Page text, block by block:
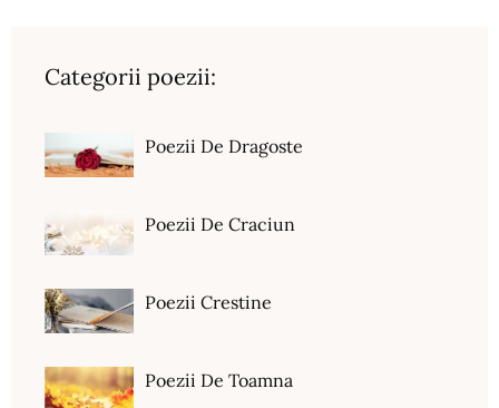
Categorii poezii:
Poezii De Dragoste
Poezii De Craciun
Poezii Crestine
Poezii De Toamna